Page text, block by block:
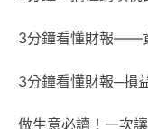
3分鐘看懂財報——
3分鐘看懂財報─損
做生意必讀！一次